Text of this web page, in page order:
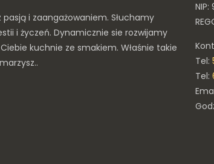
i zaangażowaniem. Słuchamy
i życzeń. Dynamicznie sie rozwijamy
kuchnie ze smakiem. Właśnie takie
NIP:
Tel:
Tel: